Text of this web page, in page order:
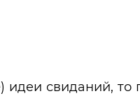
идеи свиданий, то